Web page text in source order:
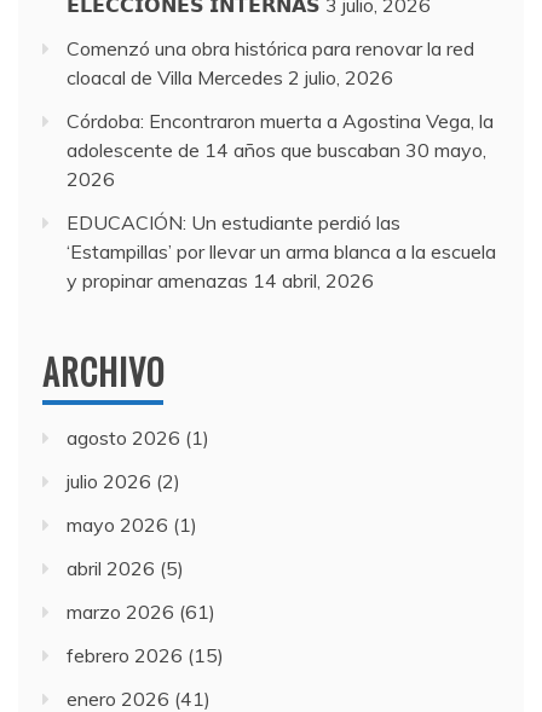
𝗘𝗟𝗘𝗖𝗖𝗜𝗢𝗡𝗘𝗦 𝗜𝗡𝗧𝗘𝗥𝗡𝗔𝗦 3 julio, 2026
Comenzó una obra histórica para renovar la red
cloacal de Villa Mercedes 2 julio, 2026
Córdoba: Encontraron muerta a Agostina Vega, la
adolescente de 14 años que buscaban 30 mayo,
2026
EDUCACIÓN: Un estudiante perdió las
‘Estampillas’ por llevar un arma blanca a la escuela
y propinar amenazas 14 abril, 2026
ARCHIVO
agosto 2026 (1)
julio 2026 (2)
mayo 2026 (1)
abril 2026 (5)
marzo 2026 (61)
febrero 2026 (15)
enero 2026 (41)